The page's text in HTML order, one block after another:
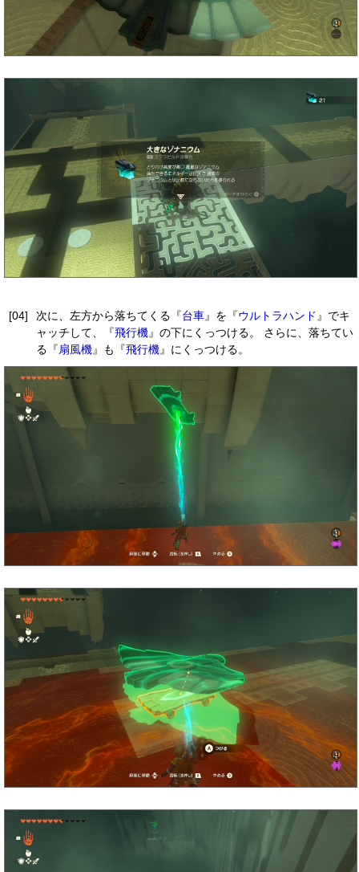
[04] 次に、左方から落ちてくる『台車』を『ウルトラハンド 』でキ
ャッチして、『飛行機』の下にくっつける。 さらに、落ちてい
る『扇風機』も『飛行機』にくっつける。